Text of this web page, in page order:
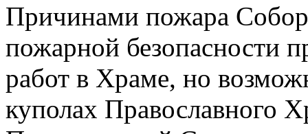
Причинами пожара
пожарной безопасности
работ в Храме, но
куполах Православного